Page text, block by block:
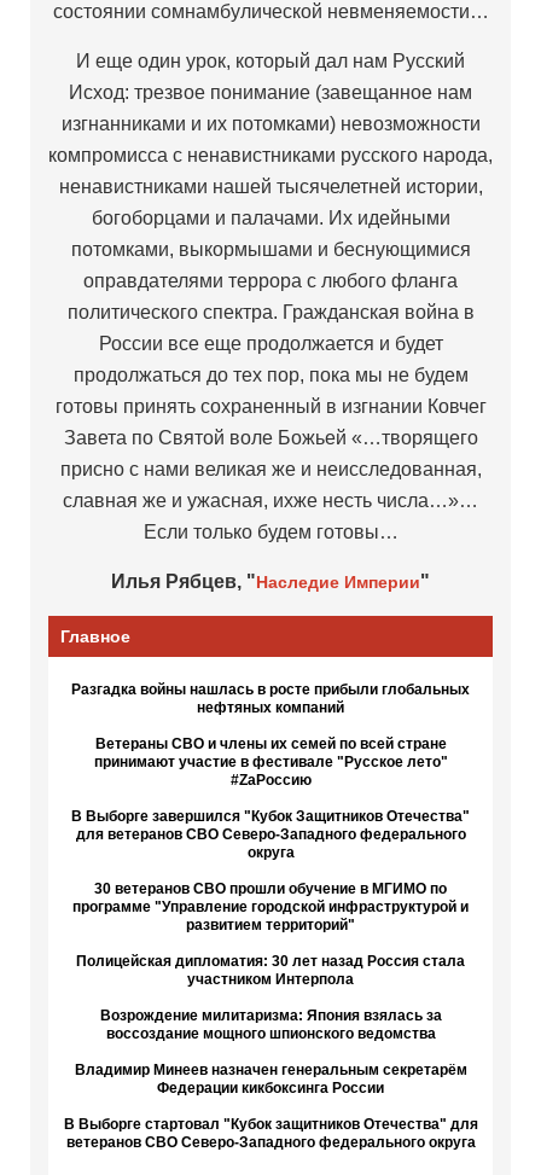
состоянии сомнамбулической невменяемости…
И еще один урок, который дал нам Русский
Исход: трезвое понимание (завещанное нам
изгнанниками и их потомками) невозможности
компромисса с ненавистниками русского народа,
ненавистниками нашей тысячелетней истории,
богоборцами и палачами. Их идейными
потомками, выкормышами и беснующимися
оправдателями террора с любого фланга
политического спектра. Гражданская война в
России все еще продолжается и будет
продолжаться до тех пор, пока мы не будем
готовы принять сохраненный в изгнании Ковчег
Завета по Святой воле Божьей «…творящего
присно с нами великая же и неисследованная,
славная же и ужасная, ихже несть числа…»…
Если только будем готовы…
Илья Рябцев, "Наследие Империи"
Главное
Разгадка войны нашлась в росте прибыли глобальных
нефтяных компаний
Ветераны СВО и члены их семей по всей стране
принимают участие в фестивале "Русское лето"
#ZaРоссию
В Выборге завершился "Кубок Защитников Отечества"
для ветеранов СВО Северо-Западного федерального
округа
30 ветеранов СВО прошли обучение в МГИМО по
программе "Управление городской инфраструктурой и
развитием территорий"
Полицейская дипломатия: 30 лет назад Россия стала
участником Интерпола
Возрождение милитаризма: Япония взялась за
воссоздание мощного шпионского ведомства
Владимир Минеев назначен генеральным секретарём
Федерации кикбоксинга России
В Выборге стартовал "Кубок защитников Отечества" для
ветеранов СВО Северо-Западного федерального округа